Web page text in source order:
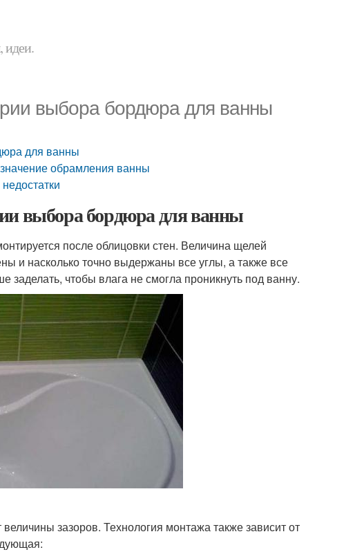
идеи.
выбора бордюра для ванны
для ванны
обрамления ванны
выбора бордюра для ванны
после облицовки стен. Величина щелей
и насколько точно выдержаны все углы, а также все
чтобы влага не смогла проникнуть под ванну.
зазоров. Технология монтажа также зависит от